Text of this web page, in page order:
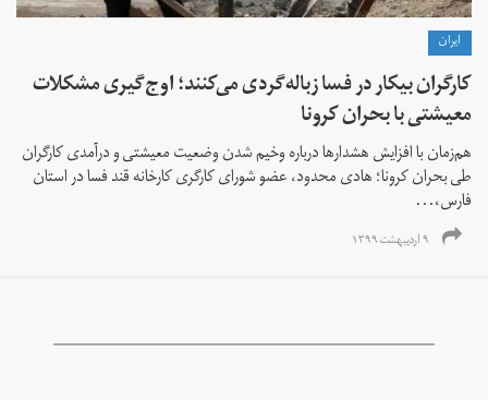
ايران
کارگران بیکار در فسا زباله‌گردی می‌کنند؛‌ اوج‌گیری مشکلات
معیشتی با بحران کرونا
هم‌زمان با افزایش هشدارها درباره وخیم شدن وضعیت معیشتی و درآمدی کارگران
طی بحران کرونا؛ هادی محدود، عضو شورای کارگری کارخانه قند فسا در استان
فارس،...
۹ اردیبهشت ۱۳۹۹